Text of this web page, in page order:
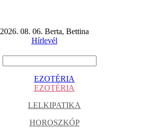
2026. 08. 06. Berta, Bettina
Hírlevél
EZOTÉRIA
EZOTÉRIA
LELKIPATIKA
HOROSZKÓP